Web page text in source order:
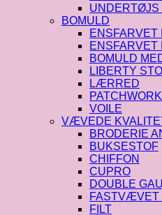
UNDERTØJS
BOMULD
ENSFARVET
BOMULD
LIBERTY
LÆRRED
PATCHWORK
VOILE
VÆVEDE
BRODERIE
BUKSESTOF
CHIFFON
CUPRO
DOUBLE
FASTVÆVET
FILT